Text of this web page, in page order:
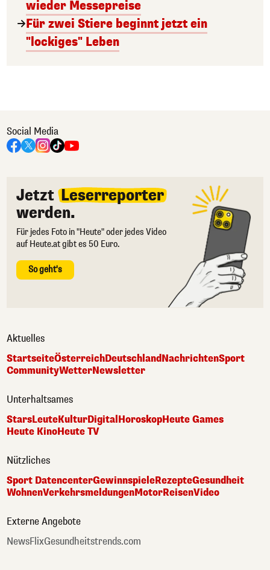
wieder Messepreise
Für zwei Stiere beginnt jetzt ein
"lockiges" Leben
Social Media
Jetzt Leserreporter
werden.
Für jedes Foto in "Heute" oder jedes Video
auf Heute.at gibt es 50 Euro.
So geht's
Aktuelles
StartseiteÖsterreichDeutschlandNachrichtenSport
CommunityWetterNewsletter
Unterhaltsames
StarsLeuteKulturDigitalHoroskopHeute Games
Heute KinoHeute TV
Nützliches
Sport DatencenterGewinnspieleRezepteGesundheit
WohnenVerkehrsmeldungenMotorReisenVideo
Externe Angebote
NewsFlixGesundheitstrends.com